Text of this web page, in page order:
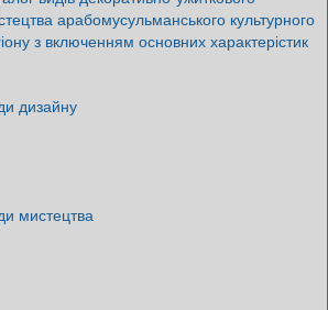
арабомусульманського культурного
з включенням основних характерістик
дизайну
мистецтва